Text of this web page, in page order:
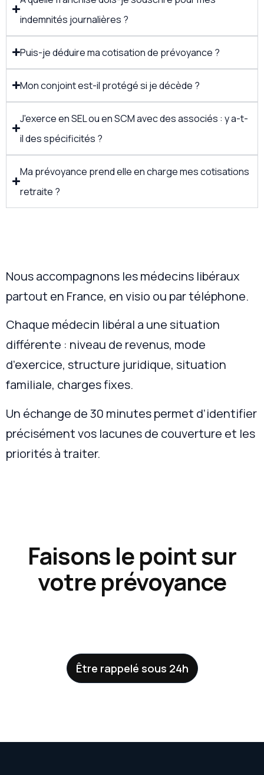
indemnités journalières ?
Puis-je déduire ma cotisation de prévoyance ?
Mon conjoint est-il protégé si je décède ?
J'exerce en SEL ou en SCM avec des associés : y a-t-
il des spécificités ?
Ma prévoyance prend elle en charge mes cotisations
retraite ?
Nous accompagnons les médecins libéraux
partout en France, en visio ou par téléphone.
Chaque médecin libéral a une situation
différente : niveau de revenus, mode
d’exercice, structure juridique, situation
familiale, charges fixes.
Un échange de 30 minutes permet d’identifier
précisément vos lacunes de couverture et les
priorités à traiter.
Faisons le point sur
votre prévoyance
Être rappelé sous 24h